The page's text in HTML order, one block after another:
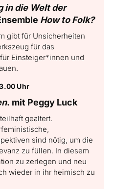
in die Welt der
How to Folk?
gibt für Unsicherheiten
für das
Einsteiger*innen und
Uhr
. mit Peggy Luck
gealtert.
sind nötig, um die
zu füllen. In diesem
zu zerlegen und neu
wieder in ihr heimisch zu